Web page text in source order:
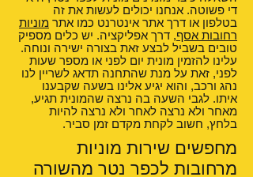
די פשוטה. אנחנו יכולים לעשות את זה
בטלפון או דרך אתר אינטרנט כמו אתר מוניות
רחובות אסף, דרך אפליקציה. יש כלים מספיק
טובים בשביל לבצע זאת בצורה ישירה ונוחה.
עלינו להזמין מונית יום לפני או מספר שעות
לפני, זאת על מנת שהתחנה תדאג לשריין לנו
נהג ורכב, והוא יגיע אלינו בשעה שקבענו
איתו. לגבי השעה בה נרצה שהמונית תגיע,
מאחר ולא נרצה לאחר ולא נרצה להיות
בלחץ, חשוב לקחת מקדם זמן סביר.
מחפשים שירות מוניות
מרחובות לכפר נטר מהשורה